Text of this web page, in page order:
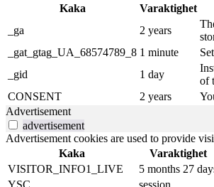
Kaka
Varaktighet
_ga
2 years
_gat_gtag_UA_68574789_8 1 minute
_gid
1 day
of
CONSENT
2 years
Advertisement
advertisement
Advertisement cookies are used to provide
Kaka
Varaktighet
VISITOR_INFO1_LIVE
5 months 27
YSC
session